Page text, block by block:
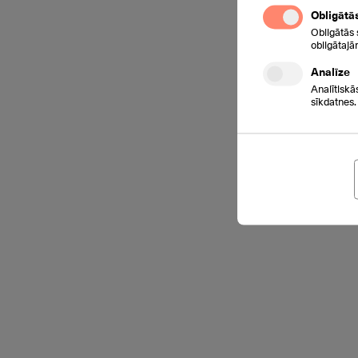
Obligātās
Analīze